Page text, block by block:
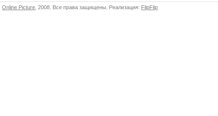
Online Picture , 2008. Все права защищены. Реализация: FlipFlip